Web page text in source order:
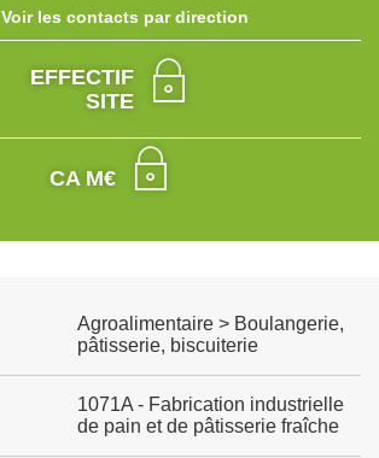
Voir les contacts par direction
EFFECTIF
SITE
CA M€
Agroalimentaire > Boulangerie,
pâtisserie, biscuiterie
1071A - Fabrication industrielle
de pain et de pâtisserie fraîche